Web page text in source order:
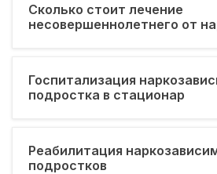
Сколько стоит лечение
несовершеннолетнего от
Госпитализация
подростка в стационар
Реабилитация
подростков